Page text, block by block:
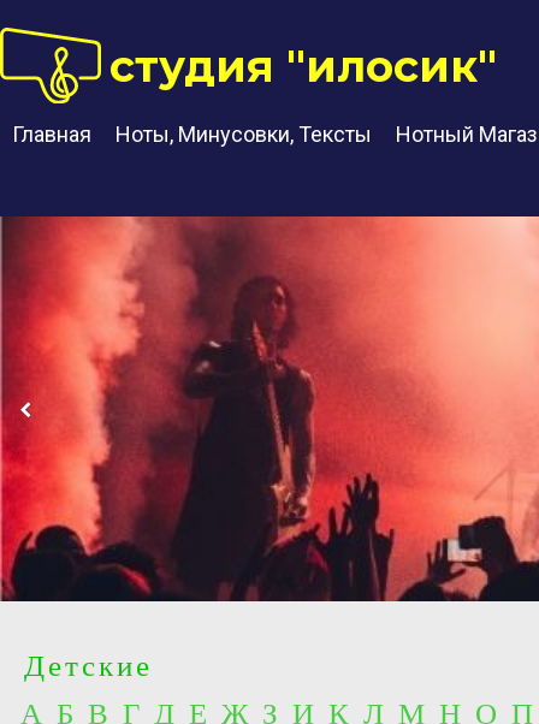
Главная Ноты, Минусовки, Тексты Нотный
студия "илосик"
А Б В Г Д Е Ж З И К Л М Н О
Детские